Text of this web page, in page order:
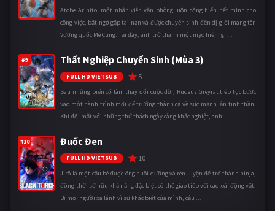
Atobe Arihito, một nhân viên văn phòng luôn cống hiến hết mình cho
công việc, bất ngờ gặp tai nạn và được chuyển sinh đến dị giới mang tên
Vương quốc Mê Cung. Tại đây, anh trở thành một mạo hiểm gi ...
#9 Thất Nghiệp Chuyển Sinh (Mùa 3)
FULL HD VIETSUB 5
Sau những biến cố làm thay đổi cuộc đời, Rudeus Greyrat tiếp tục bước
vào một hành trình mới để trưởng thành cả về sức mạnh lẫn tinh thần.
Khi đối mặt với những thử thách ngày càng khắc nghiệt, anh ...
#10 Đuốc Đen
FULL HD VIETSUB 10
Jirô là một cậu bé được ông nuôi dưỡng và rèn luyện để trở thành ninja,
đồng thời sở hữu khả năng đặc biệt có thể giao tiếp với các loài động vật.
Bị mọi người xa lánh vì sự khác biệt của mình, cậu ...